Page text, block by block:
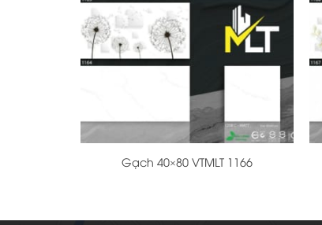
Gạch 40×80 VTMLT 1166